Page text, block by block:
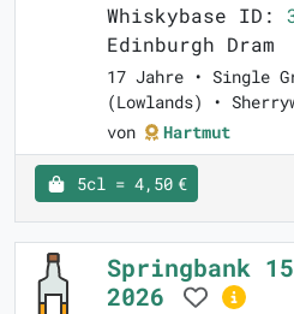
Whiskybase ID:
Edinburgh Dram
17 Jahre • Single
(Lowlands) •
von
Hartmut
5cl = 4,50 €
Springbank
2026